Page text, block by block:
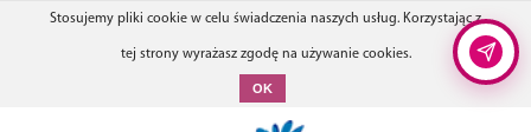
Stosujemy pliki cookie w celu świadczenia naszych usług. Korzystając z
tej strony wyrażasz zgodę na używanie cookies.
OK